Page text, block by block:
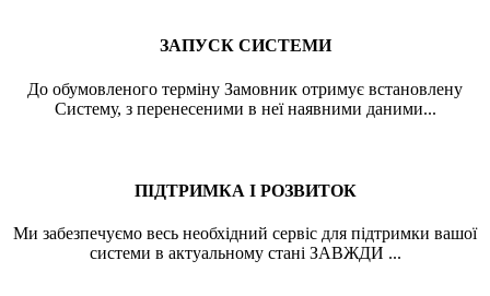
ЗАПУСК СИСТЕМИ
До обумовленого терміну Замовник отримує встановлену
Систему, з перенесеними в неї наявними даними...
ПІДТРИМКА І РОЗВИТОК
Ми забезпечуємо весь необхідний сервіс для підтримки вашої
системи в актуальному стані ЗАВЖДИ ...